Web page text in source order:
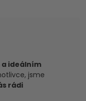
ideálním
jsme
rádi